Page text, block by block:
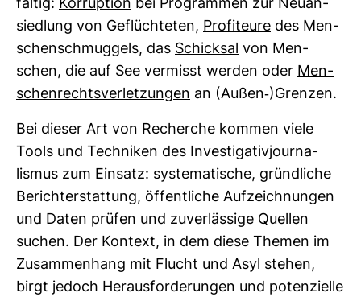
fältig: Kor­rup­tion bei Pro­grammen zur Neu­an­
sied­lung von Geflüch­teten, Pro­fi­teure des Men­
schen­schmug­gels, das Schicksal von Men­
schen, die auf See ver­misst werden oder Men­
schen­rechts­ver­let­zungen an (Außen-​)Grenzen.
Bei dieser Art von Recherche kommen viele
Tools und Tech­niken des Inves­ti­ga­ti­vjour­na­
lismus zum Ein­satz: sys­te­ma­ti­sche, gründ­liche
Bericht­erstat­tung, öffent­liche Auf­zeich­nungen
und Daten prüfen und zuver­läs­sige Quellen
suchen. Der Kon­text, in dem diese Themen im
Zusam­men­hang mit Flucht und Asyl stehen,
birgt jedoch Her­aus­for­de­rungen und poten­zi­elle